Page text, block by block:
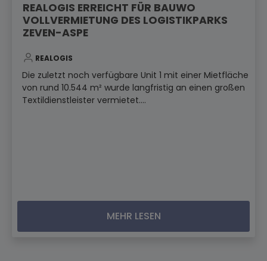
REALOGIS ERREICHT FÜR BAUWO
VOLLVERMIETUNG DES LOGISTIKPARKS
ZEVEN-ASPE
REALOGIS
Die zuletzt noch verfügbare Unit 1 mit einer Mietfläche
von rund 10.544 m² wurde langfristig an einen großen
Textildienstleister vermietet....
MEHR LESEN